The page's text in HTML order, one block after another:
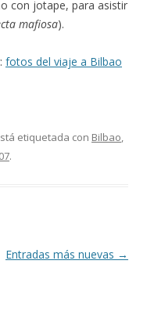
con jotape, para asistir
mafiosa).
fotos del viaje a Bilbao
etiquetada con Bilbao,
.
Entradas más nuevas →